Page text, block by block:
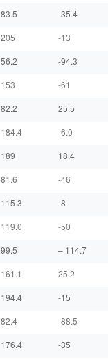
83.5
-35.4
205
-13
56.2
-94.3
153
-61
82.2
25.5
184.4
-6.0
189
18.4
81.6
-46
115.3
-8
119.0
-50
99.5
– 114.7
161.1
25.2
194.4
-15
82.4
-88.5
176.4
-35